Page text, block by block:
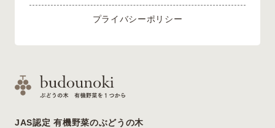
JAS認定 有機野菜のぶどうの木
プライバシーポリシー